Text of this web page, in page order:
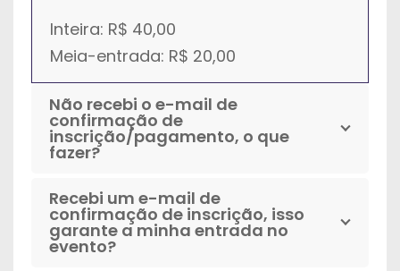
Inteira: R$ 40,00
Meia-entrada: R$ 20,00
Não recebi o e-mail de
confirmação de
inscrição/pagamento, o que
fazer?
Recebi um e-mail de
confirmação de inscrição, isso
garante a minha entrada no
evento?